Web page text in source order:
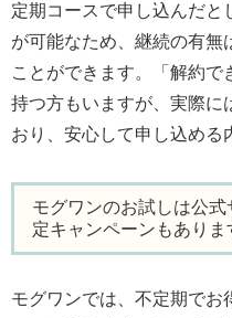
定期コースで申し込んだと
が可能なため、継続の有無
ことができます。「解約で
持つ方もいますが、実際に
おり、安心して申し込める
モグワンのお試しは公
定キャンペーンもありま
モグワンでは、不定期でお